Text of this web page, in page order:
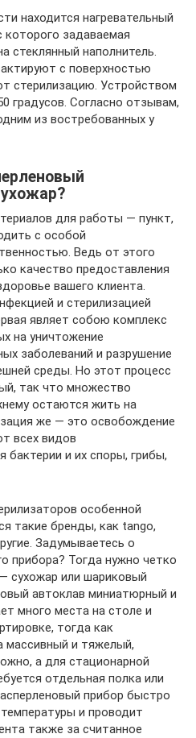
находится нагревательный
которого задаваемая
стеклянный наполнитель.
с поверхностью
стерилизацию. Устройством
градусов. Согласно отзывам,
из востребованных у
для работы — пункт,
с особой
Ведь от этого
качество предоставления
вашего клиента.
и стерилизацией
являет собою комплекс
на уничтожение
заболеваний и разрушение
среды. Но этот процесс
так что множество
остаются жить на
же — это освобождение
всех видов
бактерии и их споры, грибы,
особенной
такие бренды, как tango,
Задумываетесь о
прибора? Тогда нужно четко
сухожар или шариковый
автоклав миниатюрный и
много места на столе и
тогда как
массивный и тяжелый,
а для стационарной
отдельная полка или
прибор быстро
и проводит
также за считанное